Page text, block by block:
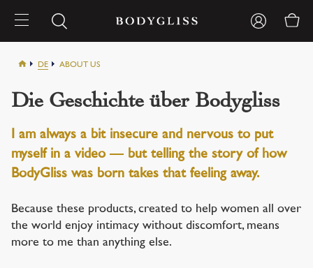
DE ABOUT US
Die Geschichte über Bodygliss
I am always a bit insecure and nervous to put
myself in a video — but telling the story of how
BodyGliss was born takes that feeling away.
Because these products, created to help women all over
the world enjoy intimacy without discomfort, means
more to me than anything else.